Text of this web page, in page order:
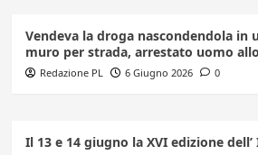
Vendeva la droga nascondendola in
muro per strada, arrestato uomo
Redazione PL 6 Giugno 2026 0
Il 13 e 14 giugno la XVI edizione